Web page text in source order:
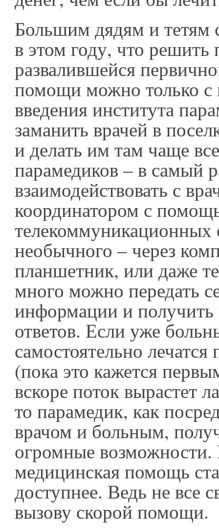
Большим дядям и тетям
в этом году, что решить
развалившейся
помощи можно только
введения института
заманить врачей в
и делать им там чаще
парамедиков – в самый
взаимодействовать с
координатором с
телекоммуникационных
необычного – через
планшетник, или даже
много можно передать
информации и
ответов. Если уже
самостоятельно
(пока это кажется
вскоре поток вырастет
то парамедик, как
врачом и больным,
огромные возможности.
медицинская помощь
доступнее. Ведь не все
вызову скорой помощи.